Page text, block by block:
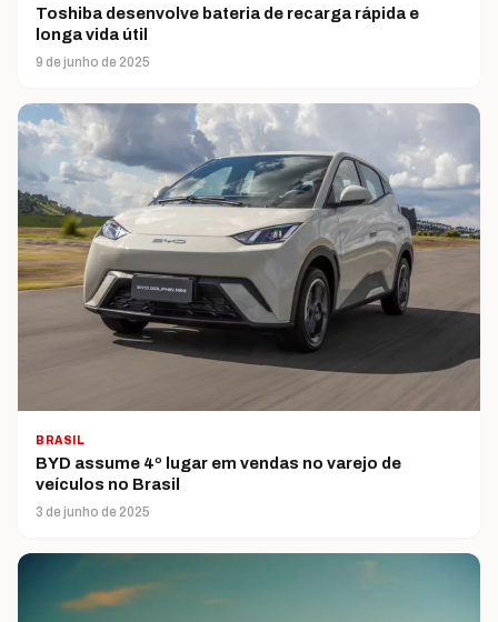
Toshiba desenvolve bateria de recarga rápida e
longa vida útil
9 de junho de 2025
BRASIL
BYD assume 4º lugar em vendas no varejo de
veículos no Brasil
3 de junho de 2025